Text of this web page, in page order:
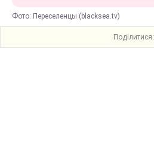
Фото: Переселенцы (blacksea.tv)
Поділитися: